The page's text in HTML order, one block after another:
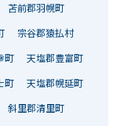
苫前郡羽幌町
宗谷郡猿払村
町 天塩郡豊富町
町 天塩郡幌延町
斜里郡清里町